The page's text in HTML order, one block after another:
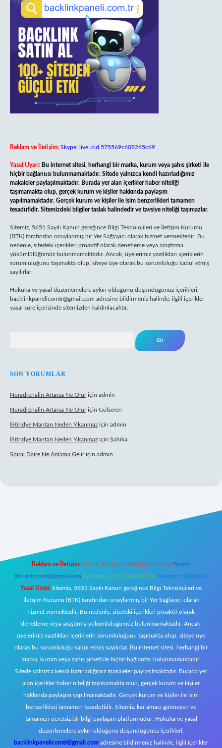
Reklam ve İletişim: Skype: live:.cid.575569c608265c69
Yasal Uyarı: Bu internet sitesi, herhangi bir marka, kurum veya şahıs şirketi ile
hiçbir bağlantısı bulunmamaktadır. Sitede yalnızca kendi hazırladığımız
makaleler paylaşılmaktadır. Burada yer alan içerikler haber niteliği
taşımamakta olup, gerçek kurum ve kişiler hakkında paylaşım
yapılmamaktadır. Gerçek kurum ve kişiler ile isim benzerlikleri tamamen
tesadüfidir. Sitemizdeki bilgiler taslak halindedir ve tavsiye niteliği taşımazlar.
Sitemiz, 5651 Sayılı Kanun gereğince Bilgi Teknolojileri ve İletişim Kurumu
(BTK) tarafından onaylanmış bir Yer Sağlayıcı olarak hizmet vermektedir. Bu
nedenle, sitedeki içerikleri proaktif olarak denetleme veya araştırma
yükümlülüğümüz bulunmamaktadır. Ancak, üyelerimiz yazdıkları içeriklerin
sorumluluğunu taşımakta olup, siteye üye olarak bu sorumluluğu kabul etmiş
sayılırlar.
Hukuka ve yasal düzenlemelere aykırı olduğunu düşündüğünüz içerikleri,
backlinkpanelicomtr@gmail.com adresine bildirmeniz halinde, ilgili içerikler
yasal süre içerisinde sitemizden kaldırılacaktır.
SON YORUMLAR
Noradrenalin Artarsa Ne Oluriçin admin
Noradrenalin Artarsa Ne Oluriçin Gülseren
İStiridye Mantarı Neden Yıkanmaz için admin
İStiridye Mantarı Neden Yıkanmaz için Şahika
Spiral Daire Ne Anlama Geliriçin admin
Reklam ve İletişim: E-mail: backlinkpaneli@gmail.com Teams:
forumhizmeti@gmail.com Whatsapp: 0262 606 0 726 Telegram: @karabul
Yasal Uyarı: Sitemiz, 5651 Sayılı Kanun gereğince Bilgi Teknolojileri ve
İletişim Kurumu (BTK) tarafından onaylanmış bir Yer Sağlayıcı olarak
hizmet vermektedir. Bu nedenle, sitedeki içerikleri proaktif olarak
denetleme veya araştırma yükümlülüğümüz bulunmamaktadır. Ancak,
üyelerimiz yazdıkları içeriklerin sorumluluğunu taşımakta olup, siteye üye
olarak bu sorumluluğu kabul etmiş sayılırlar. Bu internet sitesi, herhangi bir
marka, kurum veya şahıs şirketi ile hiçbir bağlantısı bulunmamaktadır.
Sitede yalnızca kendi hazırladığımız makaleler paylaşılmaktadır. Burada yer
alan içerikler haber niteliği taşımamakta olup, gerçek kurum ve kişiler
hakkında paylaşım yapılmamaktadır. Gerçek kurum ve kişiler ile isim
benzerlikleri tamamen tesadüfidir. Sitemiz, kar amacı gütmeyen ve
tamamen ücretsiz bir bilgi paylaşım platformudur. Hukuka ve yasal
düzenlemelere aykırı olduğunu düşündüğünüz içerikleri,
backlinkpanelicomtr@gmail.com adresine bildirmeniz halinde, ilgili içerikler